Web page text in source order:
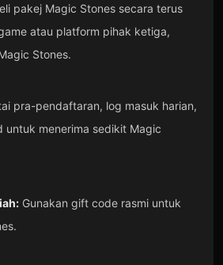
pakej Magic Stones secara terus
atau platform pihak ketiga,
Stones.
pra-pendaftaran, log masuk harian,
untuk menerima sedikit Magic
Gunakan gift code rasmi untuk